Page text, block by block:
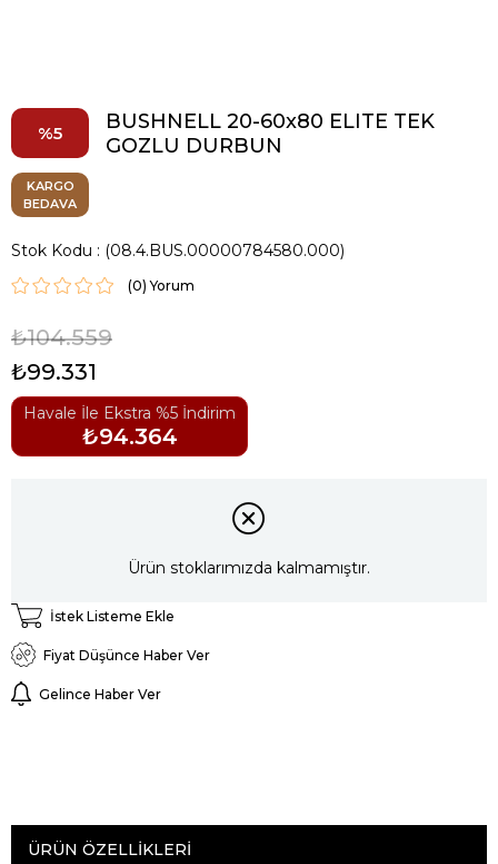
5
BUSHNELL 20-60x80 ELITE TEK
GOZLU DURBUN
KARGO
BEDAVA
Stok Kodu (08.4.BUS.00000784580.000)
(0)
₺104.559
₺99.331
Havale İle Ekstra %5 İndirim
₺94.364
Ürün stoklarımızda kalmamıştır.
İstek Listeme Ekle
Fiyat Düşünce Haber Ver
Gelince Haber Ver
ÜRÜN ÖZELLIKLERI